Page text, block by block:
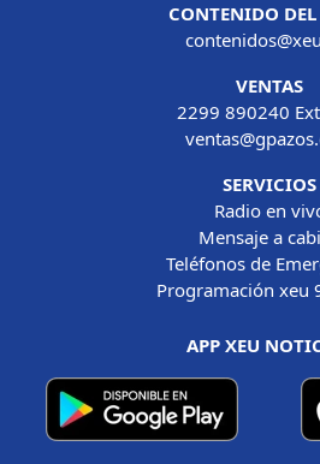
CONTENIDO
VENTAS
2299 890240
SERVICIOS
Radio en
Mensaje a
Teléfonos de
Programación xeu
APP XEU